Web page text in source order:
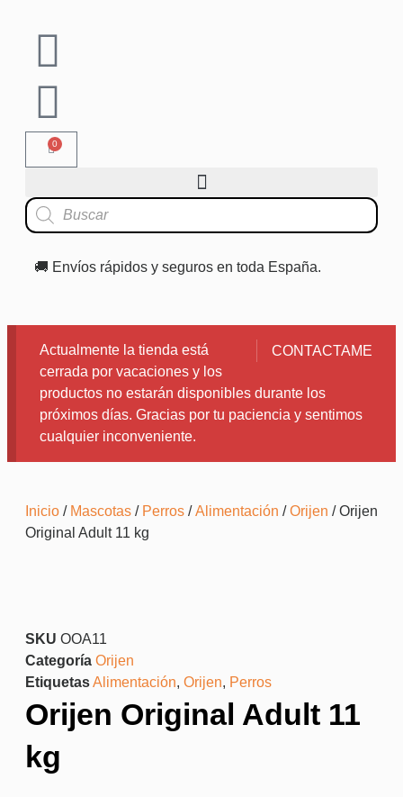
0
🚚 Envíos rápidos y seguros en toda España.
CONTACTAME
Actualmente la tienda está
cerrada por vacaciones y los
productos no estarán disponibles durante los
próximos días. Gracias por tu paciencia y sentimos
cualquier inconveniente.
Inicio / Mascotas / Perros /Alimentación /Orijen / Orijen
Original Adult 11 kg
SKU OOA11
Categoría Orijen
EtiquetasAlimentación, Orijen, Perros
Orijen Original Adult 11
kg